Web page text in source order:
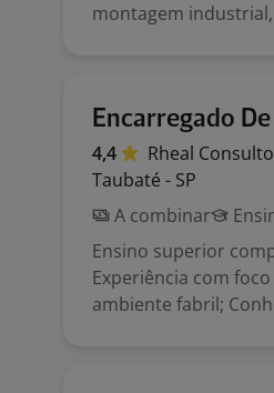
montagem
Encarregado
4,4 Rheal
Taubaté - SP
A combinar
Ensino superior
Experiência com
ambiente fabril;